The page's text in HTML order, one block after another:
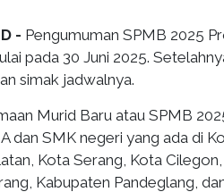
- Pengumuman SPMB 2025
pada 30 Juni 2025.
simak jadwalnya.
Murid Baru atau SPMB
dan SMK negeri yang ada di
Kota Serang, Kota
Kabupaten Pandeglang,